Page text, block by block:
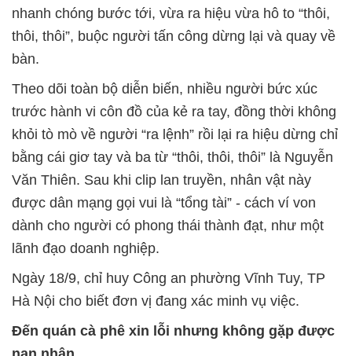
nhanh chóng bước tới, vừa ra hiệu vừa hô to “thôi,
thôi, thôi”, buộc người tấn công dừng lại và quay về
bàn.
Theo dõi toàn bộ diễn biến, nhiều người bức xúc
trước hành vi côn đồ của kẻ ra tay, đồng thời không
khỏi tò mò về người “ra lệnh” rồi lại ra hiệu dừng chỉ
bằng cái giơ tay và ba từ “thôi, thôi, thôi” là Nguyễn
Văn Thiên. Sau khi clip lan truyền, nhân vật này
được dân mạng gọi vui là “tổng tài” - cách ví von
dành cho người có phong thái thành đạt, như một
lãnh đạo doanh nghiệp.
Ngày 18/9, chỉ huy Công an phường Vĩnh Tuy, TP
Hà Nội cho biết đơn vị đang xác minh vụ việc.
Đến quán cà phê xin lỗi nhưng không gặp được